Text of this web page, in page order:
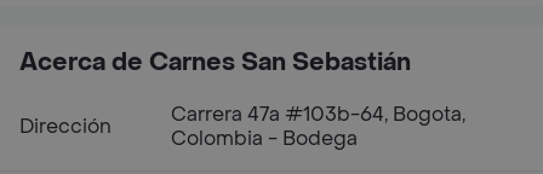
Acerca de Carnes San Sebastián
Dirección
Carrera 47a #103b-64, Bogota,
Colombia - Bodega